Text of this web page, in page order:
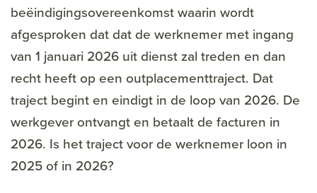
beëindigingsovereenkomst waarin wordt
afgesproken dat dat de werknemer met ingang
van 1 januari 2026 uit dienst zal treden en dan
recht heeft op een outplacementtraject. Dat
traject begint en eindigt in de loop van 2026. De
werkgever ontvangt en betaalt de facturen in
2026. Is het traject voor de werknemer loon in
2025 of in 2026?